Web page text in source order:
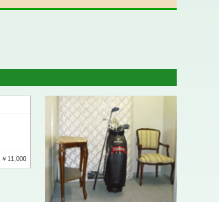
￥11,000